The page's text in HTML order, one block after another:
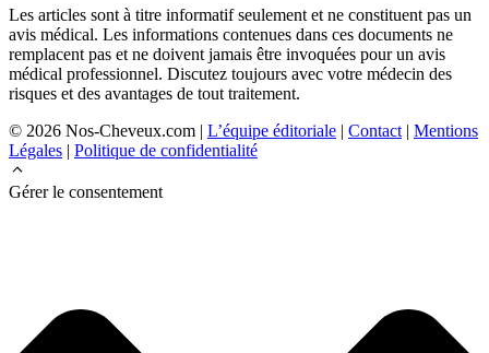
Les articles sont à titre informatif seulement et ne constituent pas un
avis médical. Les informations contenues dans ces documents ne
remplacent pas et ne doivent jamais être invoquées pour un avis
médical professionnel. Discutez toujours avec votre médecin des
risques et des avantages de tout traitement.
© 2026 Nos-Cheveux.com | L’équipe éditoriale | Contact | Mentions
Légales | Politique de confidentialité
Gérer le consentement